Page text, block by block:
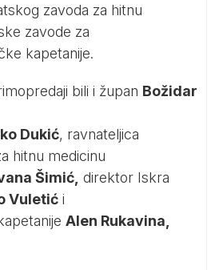
zavoda za hitnu
zavode za
kapetanije.
bili i župan Božidar
Dukić, ravnateljica
hitnu medicinu
Šimić, direktor Iskra
Vuletić i
Alen Rukavina,